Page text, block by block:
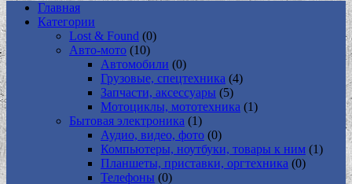
Главная
Категории
Lost & Found (0)
Авто-мото (10)
Автомобили (0)
Грузовые, спецтехника (4)
Запчасти, аксессуары (5)
Мотоциклы, мототехника (1)
Бытовая электроника (1)
Аудио, видео, фото (0)
Компьютеры, ноутбуки, товары к ним (1)
Планшеты, приставки, оргтехника (0)
Телефоны (0)